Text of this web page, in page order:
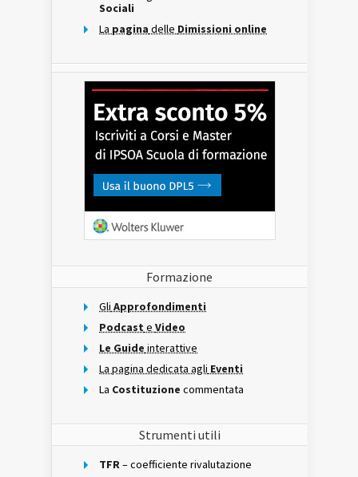
Sociali
La pagina delle Dimissioni online
Formazione
Gli Approfondimenti
Podcast e Video
Le Guide interattive
La pagina dedicata agli Eventi
La Costituzione commentata
Strumenti utili
TFR– coefficiente rivalutazione